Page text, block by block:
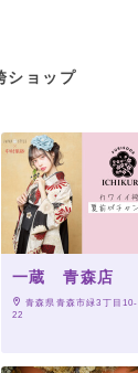
ショップ
一蔵 青森店
青森県青森市緑3丁目10-
22